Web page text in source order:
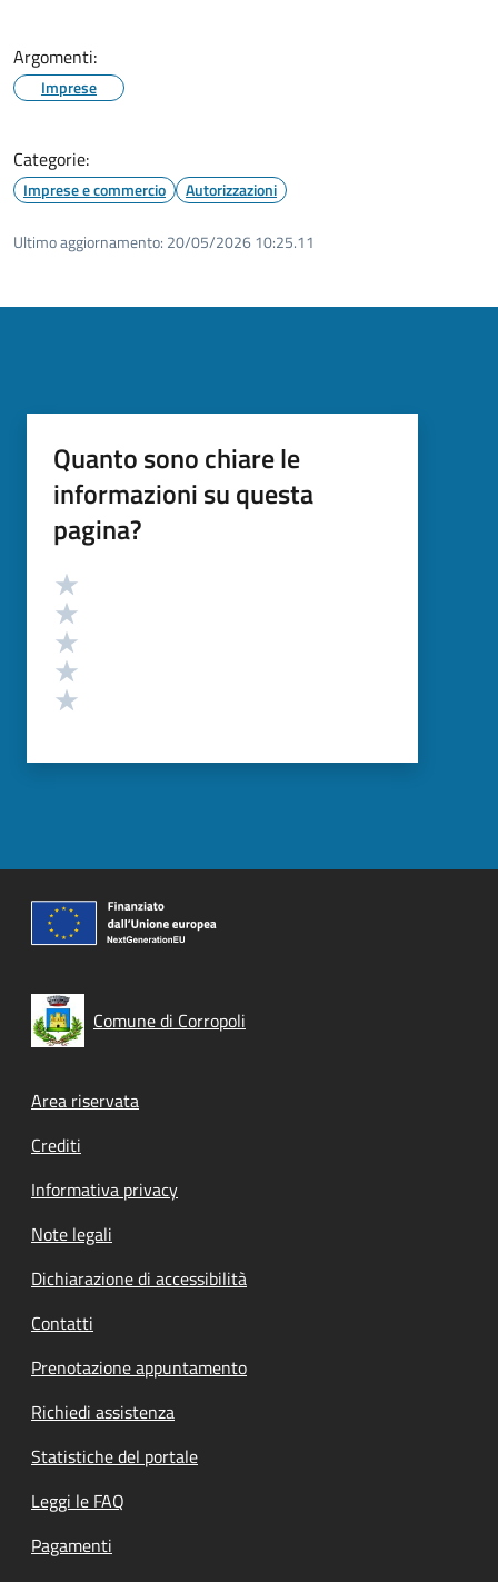
Argomenti:
Imprese
Categorie:
Imprese e commercio Autorizzazioni
Ultimo aggiornamento: 20/05/2026 10:25.11
Quanto sono chiare le
informazioni su questa
pagina?
Valutazione
Comune di Corropoli
Footer menu
Area riservata
Crediti
Informativa privacy
Note legali
Dichiarazione di accessibilità
Contatti
Prenotazione appuntamento
Richiedi assistenza
Statistiche del portale
Leggi le FAQ
Pagamenti